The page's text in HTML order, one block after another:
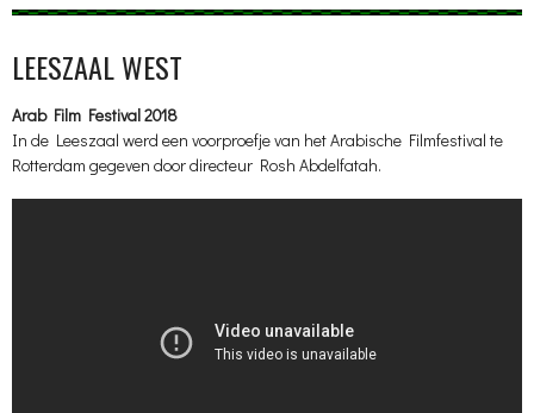
LEESZAAL WEST
Arab Film Festival 2018
In de Leeszaal werd een voorproefje van het Arabische Filmfestival te
Rotterdam gegeven door directeur Rosh Abdelfatah.